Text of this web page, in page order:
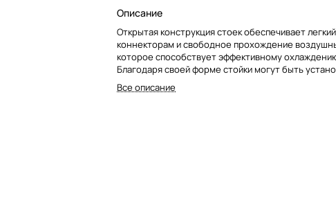
Описание
Открытая конструкция стоек обеспечивает
коннекторам и свободное прохождение
которое способствует эффективному
Благодаря своей форме стойки могут быть
вдоль стены, в углах комнаты, на свободном
Они абсолютно устойчивы и позволяют размещать
Все описание